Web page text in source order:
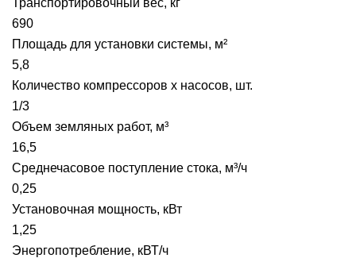
Транспортировочный вес, кг
690
Площадь для установки системы, м²
5,8
Количество компрессоров х насосов, шт.
1/3
Объем земляных работ, м³
16,5
Среднечасовое поступление стока, м³/ч
0,25
Установочная мощность, кВт
1,25
Энергопотребление, кВТ/ч